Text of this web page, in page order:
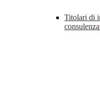
Titolari di
consulenza